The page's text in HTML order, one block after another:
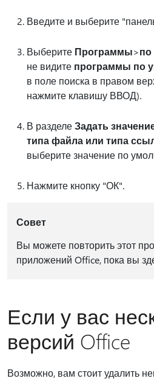
Введите и выберите
Выберите Программы>
не видите программы по
в поле поиска в правом
нажмите клавишу ВВОД).
В разделеЗадать
типа файла или типа
выберите значение по
Нажмите кнопку "ОК".
Совет
Вы можете повторить этот
приложений Office, пока вы
Если у вас
версий Office
Возможно, вам стоит удалить